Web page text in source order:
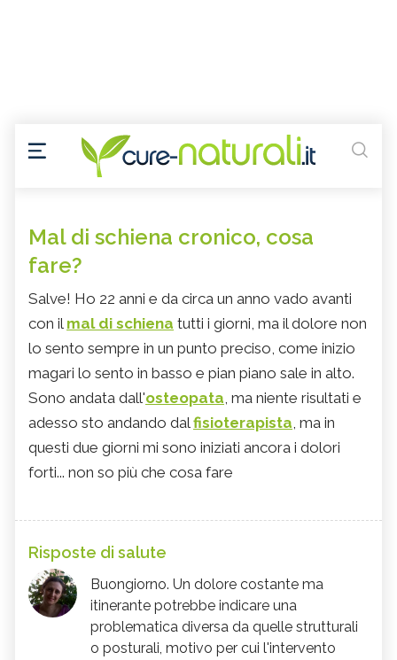
Mal di schiena cronico, cosa
fare?
Salve! Ho 22 anni e da circa un anno vado avanti
con il mal di schiena tutti i giorni, ma il dolore non
lo sento sempre in un punto preciso, come inizio
magari lo sento in basso e pian piano sale in alto.
Sono andata dall'osteopata, ma niente risultati e
adesso sto andando dalfisioterapista, ma in
questi due giorni mi sono iniziati ancora i dolori
forti... non so più che cosa fare
Risposte di salute
Buongiorno. Un dolore costante ma
itinerante potrebbe indicare una
problematica diversa da quelle strutturali
o posturali, motivo per cui l'intervento